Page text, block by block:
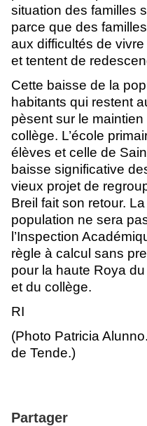
situation des familles
parce que des
aux difficultés de
et tentent de
Cette baisse de la
habitants qui restent
pèsent sur le
collège. L’école
élèves et celle de
baisse significative
vieux projet de
Breil fait son retour.
population ne sera
l’Inspection
règle à calcul sans
pour la haute Roya
et du collège.
RI
(Photo Patricia
de Tende.)
Partager